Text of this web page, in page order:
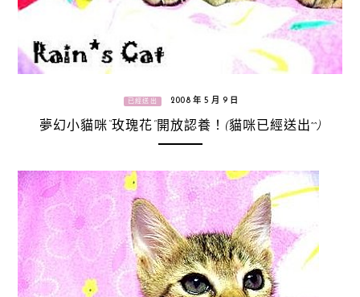
已經送出 2008 年 5 月 9 日
夢幻小貓咪“玫瑰花”開放認養！(貓咪已經送出^^)